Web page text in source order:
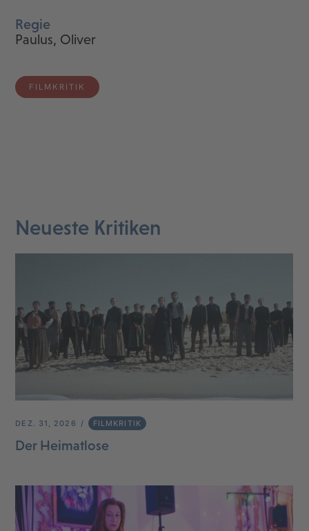
Regie
Paulus, Oliver
FILMKRITIK
Neueste Kritiken
DEZ. 31, 2026 FILMKRITIK
Der Heimatlose